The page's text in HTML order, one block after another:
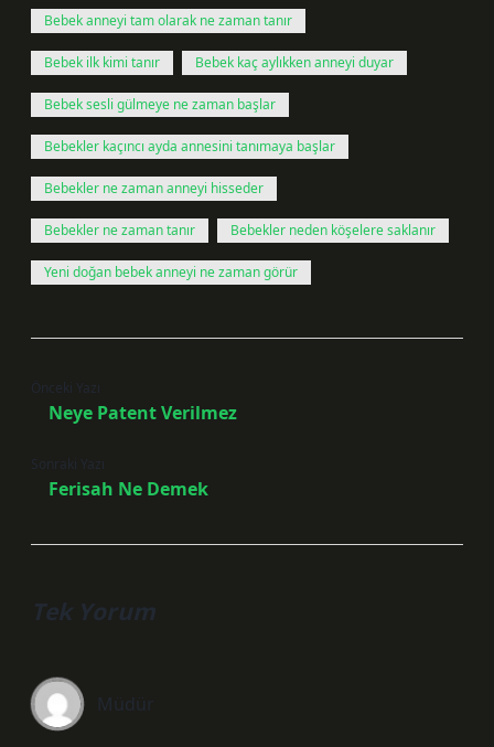
Bebek anneyi tam olarak ne zaman tanır
Bebek ilk kimi tanır Bebek kaç aylıkken anneyi duyar
Bebek sesli gülmeye ne zaman başlar
Bebekler kaçıncı ayda annesini tanımaya başlar
Bebekler ne zaman anneyi hisseder
Bebekler ne zaman tanır Bebekler neden köşelere saklanır
Yeni doğan bebek anneyi ne zaman görür
Önceki Yazı
Neye Patent Verilmez
Sonraki Yazı
Ferisah Ne Demek
Tek Yorum
Müdür